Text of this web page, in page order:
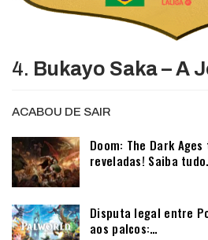
4. Bukayo Saka – A
ACABOU DE SAIR
Doom: The Dark
reveladas! Saiba
Disputa legal entre
aos palcos:…